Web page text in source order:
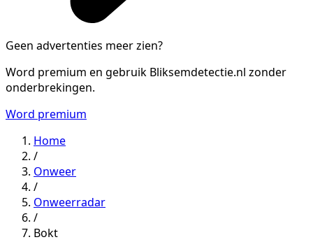
Geen advertenties meer zien?
Word premium en gebruik Bliksemdetectie.nl zonder
onderbrekingen.
Word premium
Home
/
Onweer
/
Onweerradar
/
Bokt